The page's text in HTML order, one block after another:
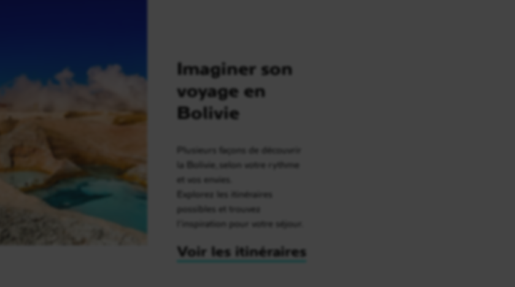
Imaginer son
voyage en
Bolivie
Plusieurs façons de découvrir
la Bolivie, selon votre rythme
et vos envies.
Explorez les itinéraires
possibles et trouvez
l’inspiration pour votre séjour.
Voir les itinéraires